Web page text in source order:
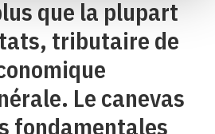
que la plupart
tributaire de
Le canevas
fondamentales